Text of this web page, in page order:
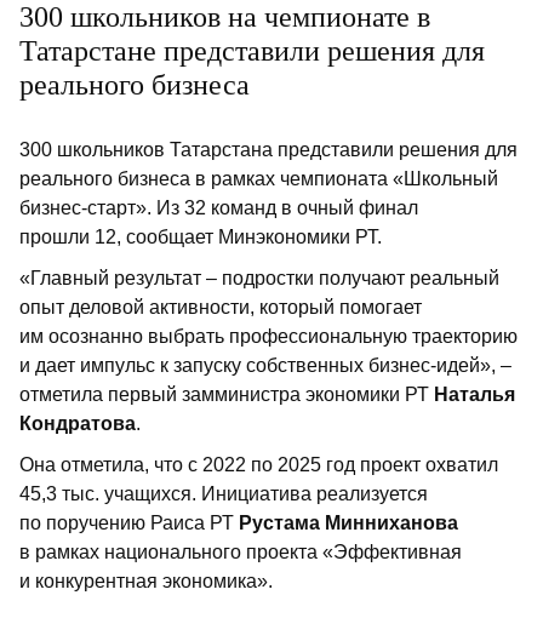
300 школьников на чемпионате в
Татарстане представили решения для
реального бизнеса
300 школьников Татарстана представили решения для
реального бизнеса в рамках чемпионата «Школьный
бизнес-старт». Из 32 команд в очный финал
прошли 12, сообщает Минэкономики РТ.
«Главный результат – подростки получают реальный
опыт деловой активности, который помогает
им осознанно выбрать профессиональную траекторию
и дает импульс к запуску собственных бизнес-идей», –
отметила первый замминистра экономики РТ Наталья
Кондратова.
Она отметила, что с 2022 по 2025 год проект охватил
45,3 тыс. учащихся. Инициатива реализуется
по поручению Раиса РТ Рустама Минниханова
в рамках национального проекта «Эффективная
и конкурентная экономика».